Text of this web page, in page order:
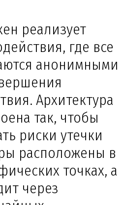
реализует
где все
анонимными
Архитектура
так, чтобы
риски утечки
расположены в
точках, а
через